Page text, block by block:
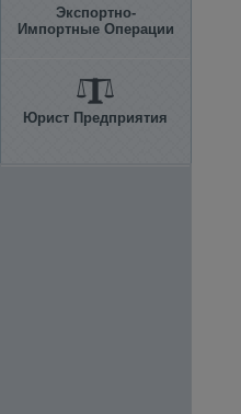
Экспортно-
Импортные Операции
Юрист Предприятия